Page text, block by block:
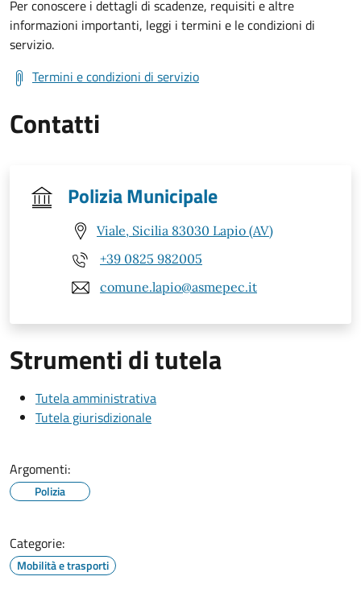
Per conoscere i dettagli di scadenze, requisiti e altre
informazioni importanti, leggi i termini e le condizioni di
servizio.
Termini e condizioni di servizio
Contatti
Polizia Municipale
Viale, Sicilia 83030 Lapio (AV)
+39 0825 982005
comune.lapio@asmepec.it
Strumenti di tutela
Tutela amministrativa
Tutela giurisdizionale
Argomenti:
Polizia
Categorie:
Mobilità e trasporti